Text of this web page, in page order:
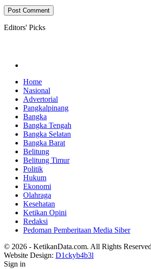
Editors' Picks
Home
Nasional
Advertorial
Pangkalpinang
Bangka
Bangka Tengah
Bangka Selatan
Bangka Barat
Belitung
Belitung Timur
Politik
Hukum
Ekonomi
Olahraga
Kesehatan
Ketikan Opini
Redaksi
Pedoman Pemberitaan Media Siber
© 2026 - KetikanData.com. All Rights
Website Design: D1ckyb4b3l
Sign in